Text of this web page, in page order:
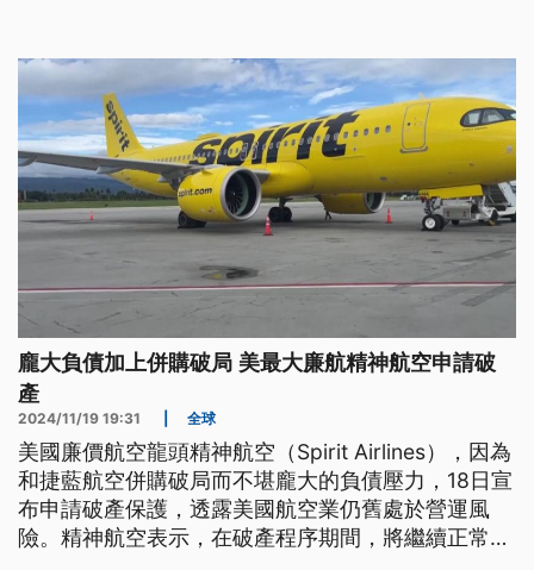
龐大負債加上併購破局 美最大廉航精神航空申請破
產
2024/11/19 19:31 全球
美國廉價航空龍頭精神航空（Spirit Airlines），因為
和捷藍航空併購破局而不堪龐大的負債壓力，18日宣
布申請破產保護，透露美國航空業仍舊處於營運風
險。精神航空表示，在破產程序期間，將繼續正常營